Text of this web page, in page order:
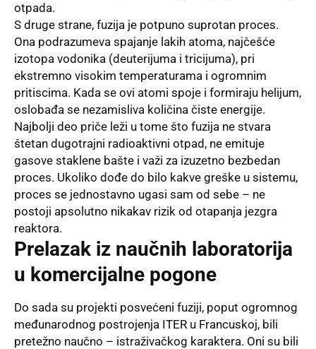
otpada.
S druge strane, fuzija je potpuno suprotan proces.
Ona podrazumeva spajanje lakih atoma, najčešće
izotopa vodonika (deuterijuma i tricijuma), pri
ekstremno visokim temperaturama i ogromnim
pritiscima. Kada se ovi atomi spoje i formiraju helijum,
oslobađa se nezamisliva količina čiste energije.
Najbolji deo priče leži u tome što fuzija ne stvara
štetan dugotrajni radioaktivni otpad, ne emituje
gasove staklene bašte i važi za izuzetno bezbedan
proces. Ukoliko dođe do bilo kakve greške u sistemu,
proces se jednostavno ugasi sam od sebe – ne
postoji apsolutno nikakav rizik od otapanja jezgra
reaktora.
Prelazak iz naučnih laboratorija
u komercijalne pogone
Do sada su projekti posvećeni fuziji, poput ogromnog
međunarodnog postrojenja ITER u Francuskoj, bili
pretežno naučno – istraživačkog karaktera. Oni su bili